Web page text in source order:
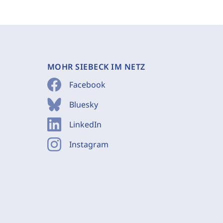
MOHR SIEBECK IM NETZ
Facebook
Bluesky
LinkedIn
Instagram